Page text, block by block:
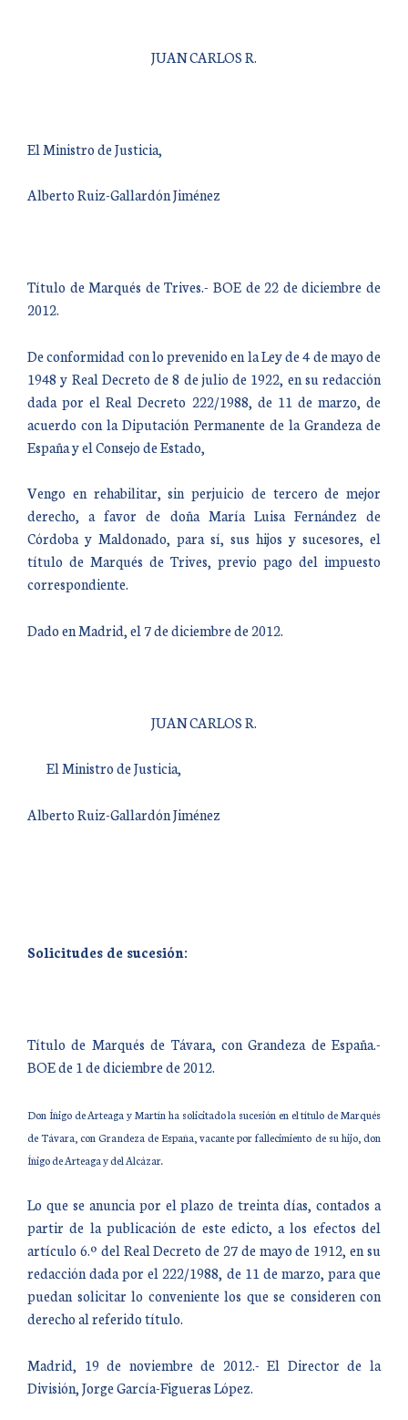
JUAN CARLOS R.
El Ministro de Justicia,
Alberto Ruiz-Gallardón Jiménez
Título de Marqués de Trives.- BOE de 22 de diciembre de
2012.
De conformidad con lo prevenido en la Ley de 4 de mayo de
1948 y Real Decreto de 8 de julio de 1922, en su redacción
dada por el Real Decreto 222/1988, de 11 de marzo, de
acuerdo con la Diputación Permanente de la Grandeza de
España y el Consejo de Estado,
Vengo en rehabilitar, sin perjuicio de tercero de mejor
derecho, a favor de doña María Luisa Fernández de
Córdoba y Maldonado, para sí, sus hijos y sucesores, el
título de Marqués de Trives, previo pago del impuesto
correspondiente.
Dado en Madrid, el 7 de diciembre de 2012.
JUAN CARLOS R.
El Ministro de Justicia,
Alberto Ruiz-Gallardón Jiménez
Solicitudes de sucesión:
Título de Marqués de Távara, con Grandeza de España.-
BOE de 1 de diciembre de 2012.
Don Íñigo de Arteaga y Martín ha solicitado la sucesión en el título de Marqués
de Távara, con Grandeza de España, vacante por fallecimiento de su hijo, don
Íñigo de Arteaga y del Alcázar.
Lo que se anuncia por el plazo de treinta días, contados a
partir de la publicación de este edicto, a los efectos del
artículo 6.º del Real Decreto de 27 de mayo de 1912, en su
redacción dada por el 222/1988, de 11 de marzo, para que
puedan solicitar lo conveniente los que se consideren con
derecho al referido título.
Madrid, 19 de noviembre de 2012.- El Director de la
División, Jorge García-Figueras López.